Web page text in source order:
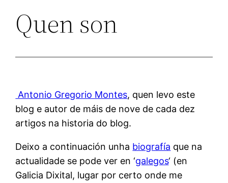
Quen son
Antonio Gregorio Montes, quen levo este
blog e autor de máis de nove de cada dez
artigos na historia do blog.
Deixo a continuación unha biografía que na
actualidade se pode ver en ‘galegos‘ (en
Galicia Dixital, lugar por certo onde me